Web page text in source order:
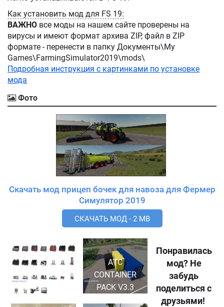
Как установить мод для FS 19:
ВАЖНО все моды на нашем сайте проверены на
вирусы и имеют формат архива ZIP, файл в ZIP
формате - перенести в папку Документы\My
Games\FarmingSimulator2019\mods\
Подробная инструкция с картинками по установке
мода
Фото
Скачать мод прицеп бочек для навоза для Фермер
Симулятор 2019
СКАЧАТЬ МОД - 2 MB
CSZ
EQUIPMENT
PACK V1.4
ATC
CONTAINER
PACK V3.3
Понравилась
мод? Не
забудь
поделиться с
друзьями!